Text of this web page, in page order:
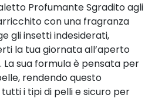
Profumante Sgradito agli
con una fragranza
gli insetti indesiderati,
la tua giornata all’aperto
sua formula è pensata per
rendendo questo
i tipi di pelli e sicuro per